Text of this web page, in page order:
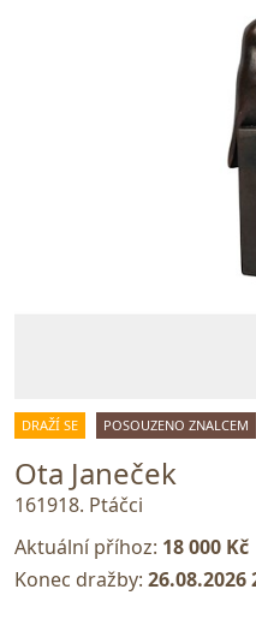
DRAŽÍ SE POSOUZENO ZNALCEM
Ota Janeček
161918. Ptáčci
Aktuální příhoz: 18 000 Kč
Konec dražby: 26.08.2026